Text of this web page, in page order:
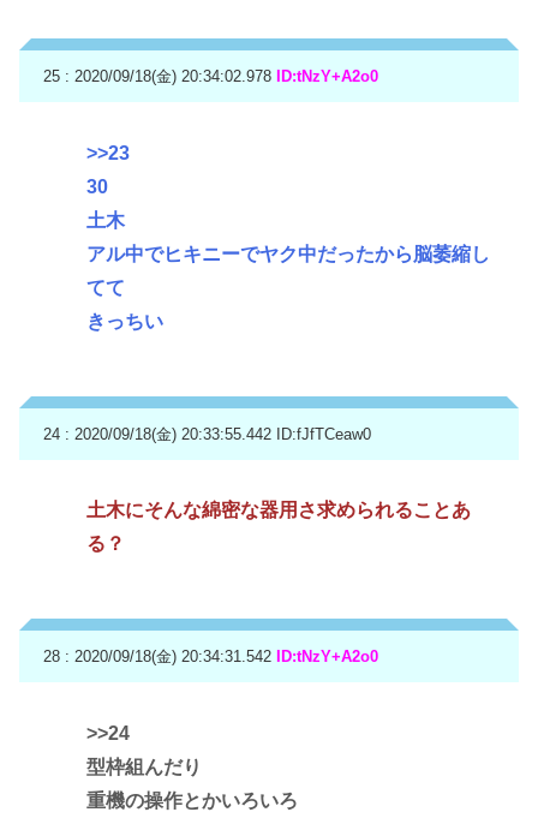
25 : 2020/09/18(金) 20:34:02.978 ID:tNzY+A2o0
>>23
30
土木
アル中でヒキニーでヤク中だったから脳萎縮し
てて
きっちい
24 : 2020/09/18(金) 20:33:55.442 ID:fJfTCeaw0
土木にそんな綿密な器用さ求められることあ
る？
28 : 2020/09/18(金) 20:34:31.542 ID:tNzY+A2o0
>>24
型枠組んだり
重機の操作とかいろいろ